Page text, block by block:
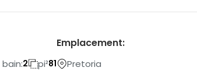
2 pi²81
Emplacement:
Pretoria